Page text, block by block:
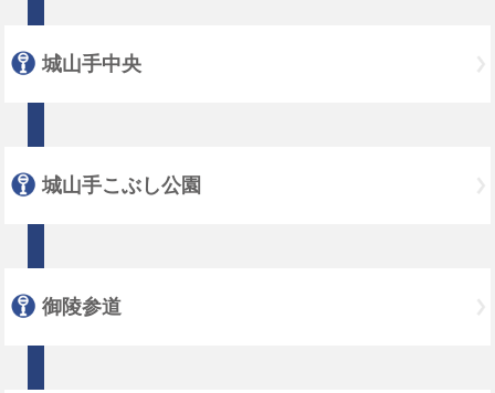
城山手中央
城山手こぶし公園
御陵参道